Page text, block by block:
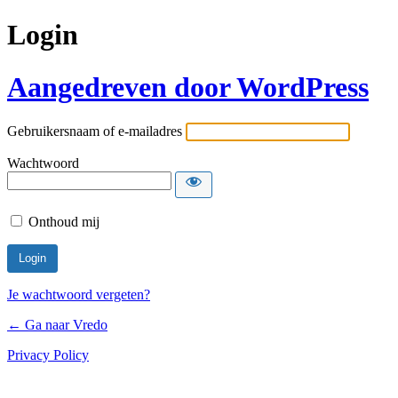
Login
Aangedreven door WordPress
Gebruikersnaam of e-mailadres
Wachtwoord
Onthoud mij
Je wachtwoord vergeten?
← Ga naar Vredo
Privacy Policy